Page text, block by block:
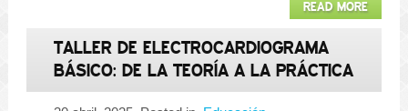
READ MORE
TALLER DE ELECTROCARDIOGRAMA
BÁSICO: DE LA TEORÍA A LA PRÁCTICA